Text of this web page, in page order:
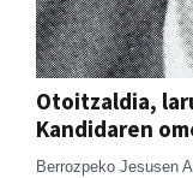
Otoitzaldia,
Kandidaren
Berrozpeko Jesusen